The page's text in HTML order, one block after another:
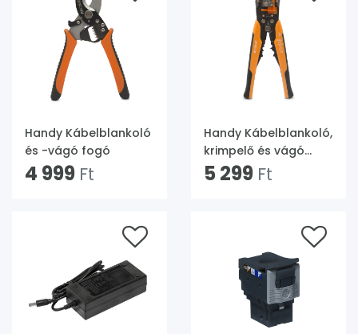
Handy Kábelblankoló
és -vágó fogó
4 999 Ft
Handy Kábelblankoló,
krimpelő és vágó
fogó
5 299 Ft